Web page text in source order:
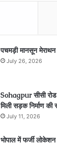
पचमड़ी मानसून मेराथन
July 26, 2026
Sohagpur सीसी
मिली सड़क निर्माण की
July 11, 2026
भोपाल में फर्जी